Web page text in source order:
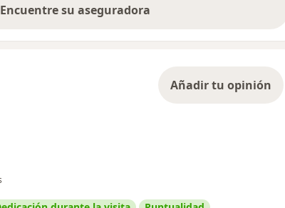
Encuentre su aseguradora
Añadir tu opinión